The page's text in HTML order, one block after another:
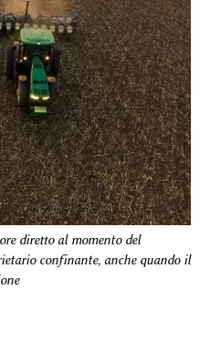
diretto al momento del
confinante, anche quando il